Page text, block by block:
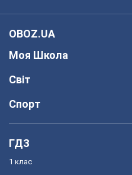
OBOZ.UA
Моя Школа
Світ
Спорт
ГДЗ
1 клас